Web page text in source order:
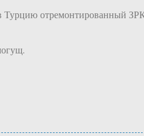
Турцию отремонтированный